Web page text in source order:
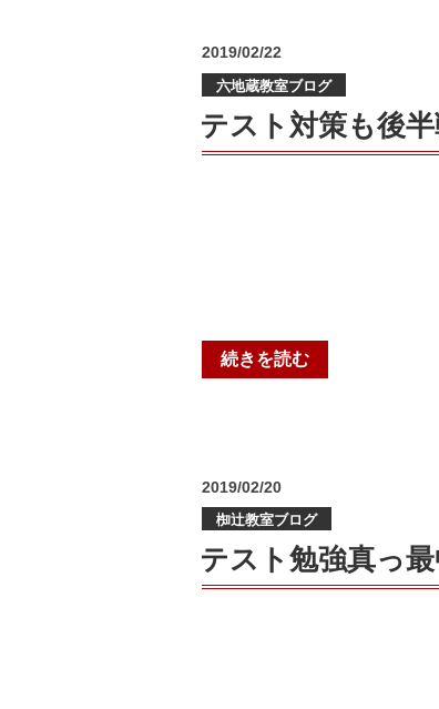
花
山
中・
皇
子
ス
ン
様
投
日:
2019/02/22
六地蔵教室ブログ
テスト対策も後
“テ
ス
も
後
半
戦！
続きを読む
投
日:
2019/02/20
椥辻教室ブログ
テスト勉強真っ最